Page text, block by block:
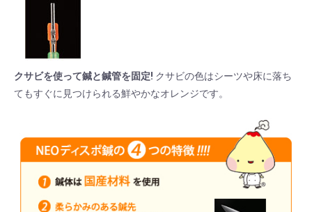
クサビを使って鍼と鍼管を固定! クサビの色はシーツや床に落ち
てもすぐに見つけられる鮮やかなオレンジです。